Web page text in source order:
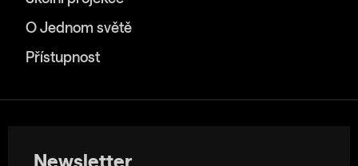
O Jednom světě
Přístupnost